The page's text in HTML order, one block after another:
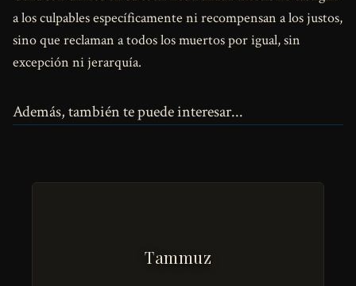
a los culpables específicamente ni recompensan a los justos,
sino que reclaman a todos los muertos por igual, sin
excepción ni jerarquía.
Además, también te puede interesar...
Tammuz